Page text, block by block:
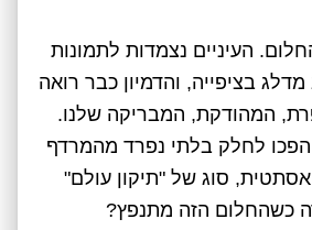
העיניים נצמדות לתמונות
בציפייה, והדמיון כבר רואה
המהודקת, המבריקה שלנו.
הפכו לחלק בלתי נפרד מהמרדף
סוג של "תיקון עולם"
כשהחלום הזה מתנפץ?